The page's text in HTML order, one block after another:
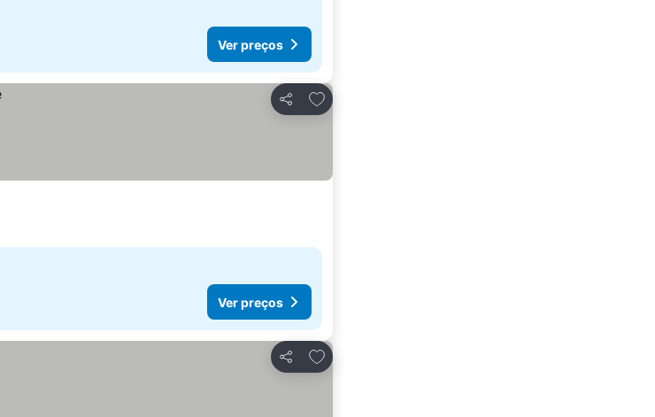
Ver preços
Partilhar
Adicionar aos favoritos
Ver preços
Partilhar
Adicionar aos favoritos